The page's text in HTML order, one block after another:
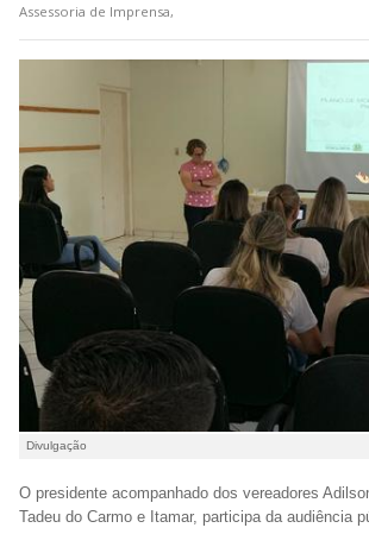
Assessoria de Imprensa,
Divulgação
O presidente acompanhado dos vereadores
Tadeu do Carmo e Itamar, participa da audiência